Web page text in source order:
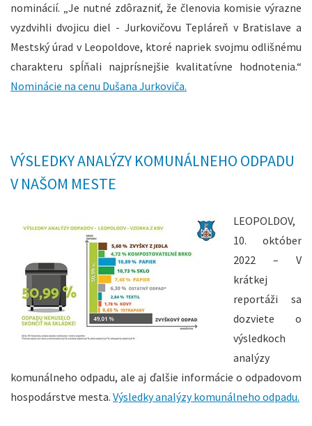
nominácií. „Je nutné zdôrazniť, že členovia komisie výrazne
vyzdvihli dvojicu diel - Jurkovičovu Tepláreň v Bratislave a
Mestský úrad v Leopoldove, ktoré napriek svojmu odlišnému
charakteru spĺňali najprísnejšie kvalitatívne hodnotenia.“
Nominácie na cenu Dušana Jurkoviča.
VÝSLEDKY ANALÝZY KOMUNÁLNEHO ODPADU
V NAŠOM MESTE
LEOPOLDOV,
10. október
2022 – V
krátkej
reportáži sa
dozviete o
výsledkoch
analýzy
komunálneho odpadu, ale aj ďalšie informácie o odpadovom
hospodárstve mesta. Výsledky analýzy komunálneho odpadu.